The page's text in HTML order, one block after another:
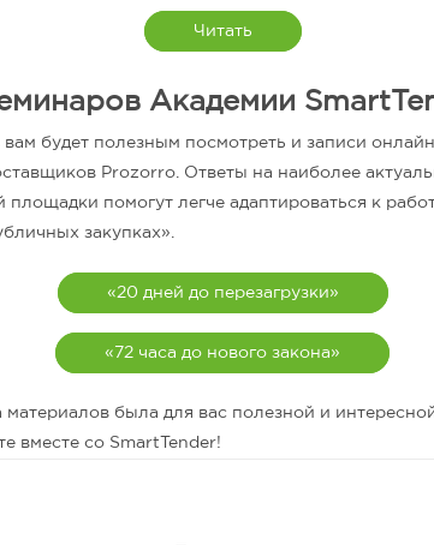
Читать
Академии
будет полезным посмотреть и записи
Prozorro. Ответы на наиболее
помогут легче адаптироваться к
закупках».
«20 дней до перезагрузки»
«72 часа до нового закона»
была для вас полезной и
вместе со SmartTender!